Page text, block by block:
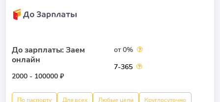
До зарплаты: Заем
онлайн
2000 - 100000 ₽
от 0%
7-365
По паспорту Для всех Любые цели Круглосуточно